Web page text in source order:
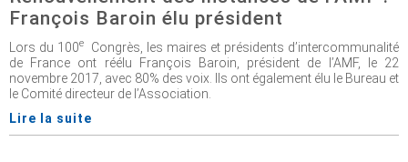
François Baroin élu président
Lors du 100e Congrès, les maires et présidents d’intercommunalité
de France ont réélu François Baroin, président de l’AMF, le 22
novembre 2017, avec 80% des voix. Ils ont également élu le Bureau et
le Comité directeur de l’Association.
Lire la suite